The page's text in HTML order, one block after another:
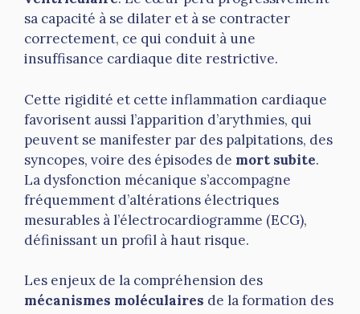
sa capacité à se dilater et à se contracter
correctement, ce qui conduit à une
insuffisance cardiaque dite restrictive.
Cette rigidité et cette inflammation cardiaque
favorisent aussi l’apparition d’arythmies, qui
peuvent se manifester par des palpitations, des
syncopes, voire des épisodes de mort subite.
La dysfonction mécanique s’accompagne
fréquemment d’altérations électriques
mesurables à l’électrocardiogramme (ECG),
définissant un profil à haut risque.
Les enjeux de la compréhension des
mécanismes moléculaires de la formation des